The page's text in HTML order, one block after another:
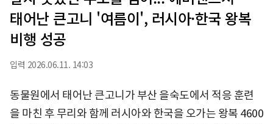
태어난 큰고니 '여름이', 러시아·한국 왕복
비행 성공
입력 2026.06.11. 14:03
동물원에서 태어난 큰고니가 부산 을숙도에서 적응 훈련
을 마친 후 무리와 함께 러시아와 한국을 오가는 왕복 4600